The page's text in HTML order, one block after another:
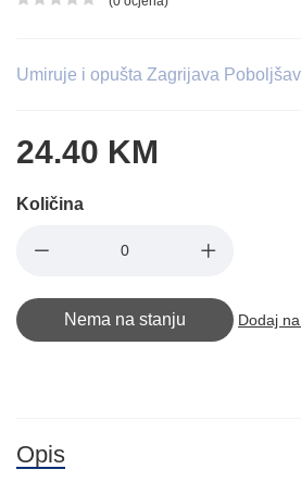
Ocjena proizvoda
Umiruje i opušta Zagrijava
24.40 KM
Količina
Nema na stanju Dodaj
Opis